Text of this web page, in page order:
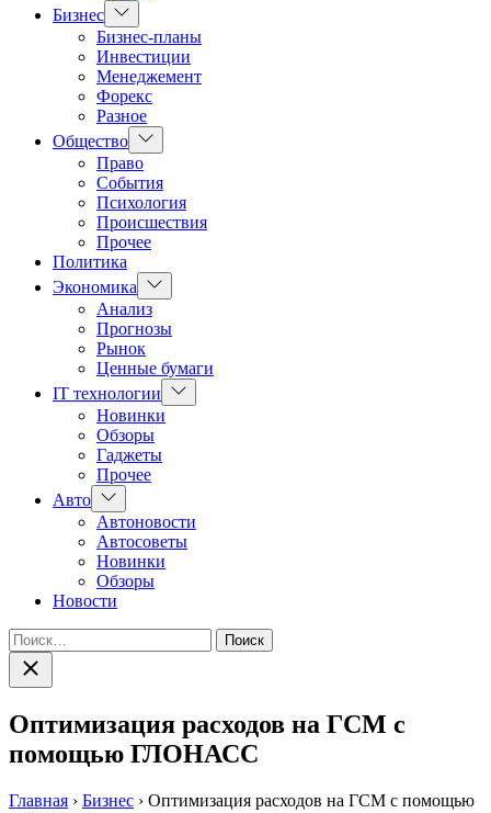
Бизнес Показать
подменю
Бизнес-планы
Инвестиции
Менеджемент
Форекс
Разное
Общество Показать
подменю
Право
События
Психология
Происшествия
Прочее
Политика
Экономика
Показать
подменю
Анализ
Прогнозы
Рынок
Ценные бумаги
IT технологии
Показать
подменю
Новинки
Обзоры
Гаджеты
Прочее
Авто Показать
подменю
Автоновости
Автосоветы
Новинки
Обзоры
Новости
Найти:
Закрыть
поиск
Оптимизация расходов на ГСМ с
помощью ГЛОНАСС
Главная › Бизнес › Оптимизация расходов на ГСМ с помощью